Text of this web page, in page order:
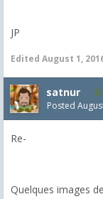
JP
Edited August 1,
satnur
Posted
Re-
Quelques images